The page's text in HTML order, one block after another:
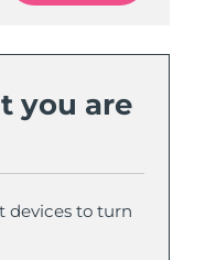
you are
devices to turn